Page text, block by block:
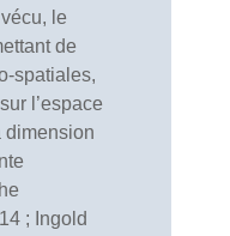
le
de
spatiales,
l’espace
dimension
; Ingold